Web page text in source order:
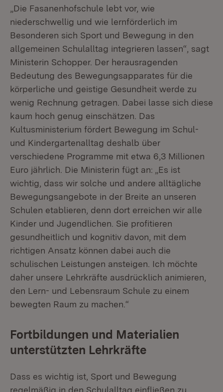
„Die Fasanenhofschule lebt vor, wie
niederschwellig und wie lernförderlich im
Besonderen sich Sport und Bewegung in den
allgemeinen Schulalltag integrieren lassen“, sagt
Ministerin Schopper. Der herausragenden
Bedeutung des Bewegungsapparates für die
körperliche und geistige Gesundheit werde zu
wenig Rechnung getragen. Dabei lasse sich diese
kaum hoch genug einschätzen. Das
Kultusministerium fördert Bewegung im Schul-
und Kindergartenalltag deshalb über
verschiedene Programme mit etwa 6,3 Millionen
Euro jährlich. Die Ministerin fügt an: „Es ist
wichtig, dass wir solche und andere alltägliche
Bewegungsangebote in der Breite an unseren
Schulen etablieren, denn dort erreichen wir alle
Kinder und Jugendlichen. Sie profitieren
gesundheitlich und kognitiv davon, mit dem
richtigen Ansatz können dabei auch die
schulischen Leistungen ansteigen. Ich möchte
daher unsere Lehrkräfte ausdrücklich animieren,
den Lern- und Lebensraum Schule zu einem
bewegten Raum zu machen.“
Fortbildungen und Materialien
unterstützten Lehrkräfte
Dass es wichtig ist, Sport und Bewegung
regelmäßig in den Schulalltag einfließen zu